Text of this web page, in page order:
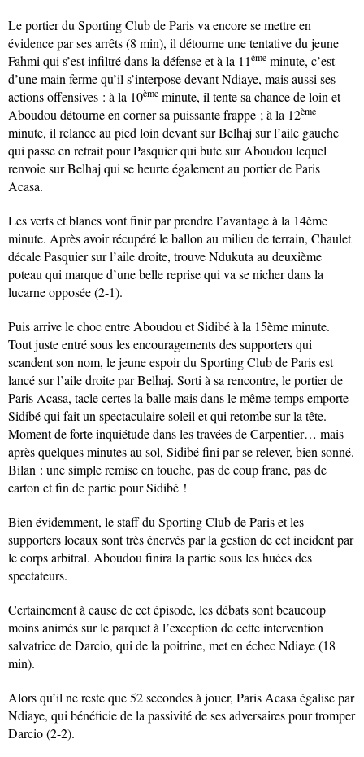
Le portier du Sporting Club de Paris va encore se mettre en
évidence par ses arrêts (8 min), il détourne une tentative du jeune
Fahmi qui s’est infiltré dans la défense et à la 11ème minute, c’est
d’une main ferme qu’il s’interpose devant Ndiaye, mais aussi ses
actions offensives : à la 10ème minute, il tente sa chance de loin et
Aboudou détourne en corner sa puissante frappe ; à la 12ème
minute, il relance au pied loin devant sur Belhaj sur l’aile gauche
qui passe en retrait pour Pasquier qui bute sur Aboudou lequel
renvoie sur Belhaj qui se heurte également au portier de Paris
Acasa.
Les verts et blancs vont finir par prendre l’avantage à la 14ème
minute. Après avoir récupéré le ballon au milieu de terrain, Chaulet
décale Pasquier sur l’aile droite, trouve Ndukuta au deuxième
poteau qui marque d’une belle reprise qui va se nicher dans la
lucarne opposée (2-1).
Puis arrive le choc entre Aboudou et Sidibé à la 15ème minute.
Tout juste entré sous les encouragements des supporters qui
scandent son nom, le jeune espoir du Sporting Club de Paris est
lancé sur l’aile droite par Belhaj. Sorti à sa rencontre, le portier de
Paris Acasa, tacle certes la balle mais dans le même temps emporte
Sidibé qui fait un spectaculaire soleil et qui retombe sur la tête.
Moment de forte inquiétude dans les travées de Carpentier… mais
après quelques minutes au sol, Sidibé fini par se relever, bien sonné.
Bilan : une simple remise en touche, pas de coup franc, pas de
carton et fin de partie pour Sidibé !
Bien évidemment, le staff du Sporting Club de Paris et les
supporters locaux sont très énervés par la gestion de cet incident par
le corps arbitral. Aboudou finira la partie sous les huées des
spectateurs.
Certainement à cause de cet épisode, les débats sont beaucoup
moins animés sur le parquet à l’exception de cette intervention
salvatrice de Darcio, qui de la poitrine, met en échec Ndiaye (18
min).
Alors qu’il ne reste que 52 secondes à jouer, Paris Acasa égalise par
Ndiaye, qui bénéficie de la passivité de ses adversaires pour tromper
Darcio (2-2).